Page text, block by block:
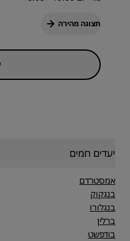
תצוגה מהירה
יעדים חמים
אמסטרדם
בנגקוק
בנגלורו
ברלין
בודפשט